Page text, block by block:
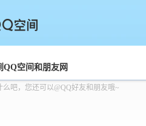
间
QQ空间和朋友网
么吧，您还可以@QQ好友和朋友哦~